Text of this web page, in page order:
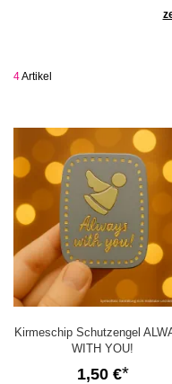
bevorstehende Weltreise,
Schöne Schutzengel
✓ Persönliches Geschenk
4Artikel
Kirmeschip Schutzengel
WITH YOU!
1,50 €